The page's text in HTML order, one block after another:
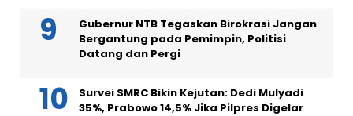
Gubernur NTB Tegaskan Birokrasi Jangan
Bergantung pada Pemimpin, Politisi
Datang dan Pergi
Survei SMRC Bikin Kejutan: Dedi Mulyadi
35%, Prabowo 14,5% Jika Pilpres Digelar